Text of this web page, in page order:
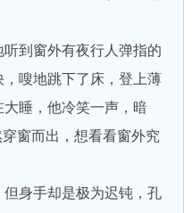
到窗外有夜行人弹指的
嗖地跳下了床，登上薄
睡，他冷笑一声，暗
窗而出，想看看窗外究
身手却是极为迟钝，孔